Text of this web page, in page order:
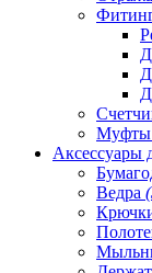
Муфты
Аксессуары
Ведра